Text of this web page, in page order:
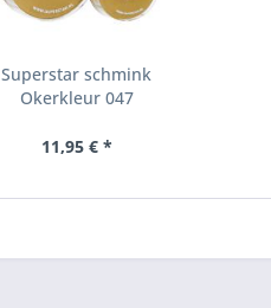
Superstar schmink
Okerkleur 047
11,95 € *